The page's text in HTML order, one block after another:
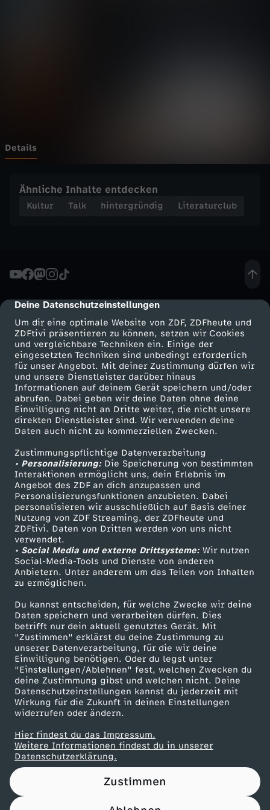
cmp-dialog-description
Deine Datenschutzeinstellungen
Um dir eine optimale Website von ZDF, ZDFheute und
ZDFtivi präsentieren zu können, setzen wir Cookies
und vergleichbare Techniken ein. Einige der
eingesetzten Techniken sind unbedingt erforderlich
für unser Angebot. Mit deiner Zustimmung dürfen wir
und unsere Dienstleister darüber hinaus
Informationen auf deinem Gerät speichern und/oder
abrufen. Dabei geben wir deine Daten ohne deine
Einwilligung nicht an Dritte weiter, die nicht unsere
direkten Dienstleister sind. Wir verwenden deine
Daten auch nicht zu kommerziellen Zwecken.
Zustimmungspflichtige Datenverarbeitung
• Personalisierung:Die Speicherung von bestimmten
Interaktionen ermöglicht uns, dein Erlebnis im
Angebot des ZDF an dich anzupassen und
Personalisierungsfunktionen anzubieten. Dabei
personalisieren wir ausschließlich auf Basis deiner
Nutzung von ZDF Streaming, der ZDFheute und
ZDFtivi. Daten von Dritten werden von uns nicht
verwendet.
• Social Media und externe Drittsysteme:Wir nutzen
Social-Media-Tools und Dienste von anderen
Anbietern. Unter anderem um das Teilen von Inhalten
zu ermöglichen.
Du kannst entscheiden, für welche Zwecke wir deine
Daten speichern und verarbeiten dürfen. Dies
betrifft nur dein aktuell genutztes Gerät. Mit
"Zustimmen" erklärst du deine Zustimmung zu
unserer Datenverarbeitung, für die wir deine
Einwilligung benötigen. Oder du legst unter
"Einstellungen/Ablehnen" fest, welchen Zwecken du
deine Zustimmung gibst und welchen nicht. Deine
Datenschutzeinstellungen kannst du jederzeit mit
Wirkung für die Zukunft in deinen Einstellungen
widerrufen oder ändern.
Hier findest du das Impressum.
Weitere Informationen findest du in unserer
Datenschutzerklärung.
Zustimmen
b
«
i
t
e
r
a
t
u
r
c
l
u
b
»
i
m
J
u
n
Details
Ähnliche Inhalte entdecken
Kultur Talk hintergründig Literaturclub
Mehr ZDF
ZDF-Apps
Smart TV
ZDFtext
Livestreams
Sendungen A-Z
TV-Programm
Service
ZDFmitreden
Kontakt zum ZDF
Tickets
Zuschauerservice
Hilfe
ZDF Unternehmen
Karriere
ZDF goes Schule
Werbefernsehen
Mainzelmännchen
Partner